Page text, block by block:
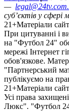
—
суб’єктів у сфері
21+Матеріали
При цитуванні і
на "Футбол 24"
мережі Інтернет
обов'язкове.
"Партнерський
публікуємо на
21+Матеріали
Усi права
Люкс". "Футбол